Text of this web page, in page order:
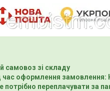
самовоз зі складу
час оформлення
переплачувати за